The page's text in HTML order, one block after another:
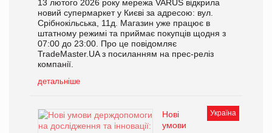
13 лютого 2026 року мережа VARUS відкрила
новий супермаркет у Києві за адресою: вул.
Срібнокільська, 11д. Магазин уже працює в
штатному режимі та приймає покупців щодня з
07:00 до 23:00. Про це повідомляє
TradeMaster.UA з посиланням на прес-реліз
компанії.
детальніше
Україна
Нові
умови